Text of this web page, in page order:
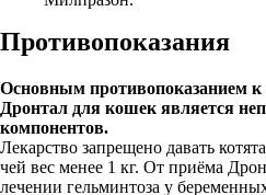
Противопоказания
Основным противопоказанием к
Дронтал для кошек является
компонентов.
Лекарство запрещено давать
чей вес менее 1 кг. От приёма
лечении гельминтоза у